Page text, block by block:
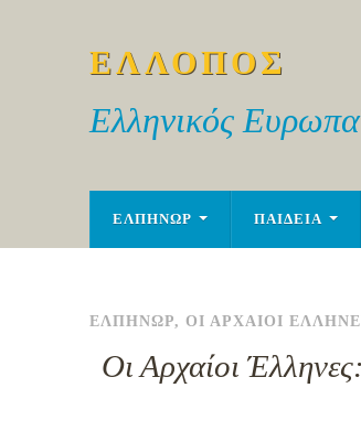
ΕΛΛΟΠΟΣ
Ελληνικός
ΕΛΠΗΝΩΡ ΠΑΙΔΕΙΑ
ΕΛΠΗΝΩΡ, ΟΙ ΑΡΧΑΙΟΙ
Οι Αρχαίοι